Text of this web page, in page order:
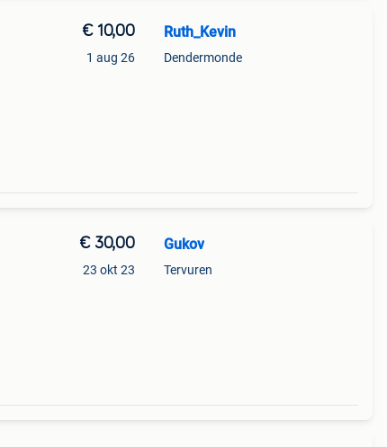
€ 10,00
1 aug 26
Ruth_Kevin
Dendermonde
€ 30,00
23 okt 23
Gukov
Tervuren